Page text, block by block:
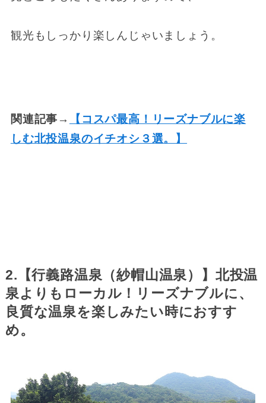
観光もしっかり楽しんじゃいましょう。
関連記事→
【コスパ最高！リーズナブルに楽
しむ北投温泉のイチオシ３選。】
2.【行義路温泉（紗帽山温泉）】北投温
泉よりもローカル！リーズナブルに、
良質な温泉を楽しみたい時におすす
め。